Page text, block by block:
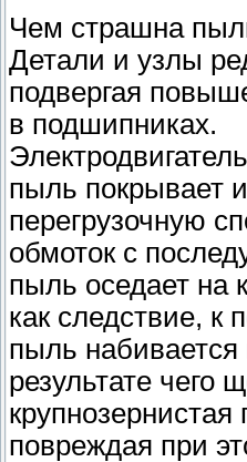
Чем страшна
Детали и узлы
подвергая
в подшипниках.
пыль покрывает
перегрузочную
обмоток с
пыль оседает на
как следствие, к
пыль набивается
результате чего
повреждая при